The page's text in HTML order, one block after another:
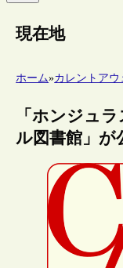
現在地
ホーム»カレントアウ
「ホンジュ
ル図書館」が